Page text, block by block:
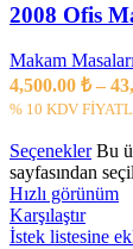
2008 Ofis
Makam Masaları
4,500.00 ₺ –
% 10 KDV
Seçenekler Bu
sayfasından
Hızlı görünüm
Karşılaştır
İstek listesine